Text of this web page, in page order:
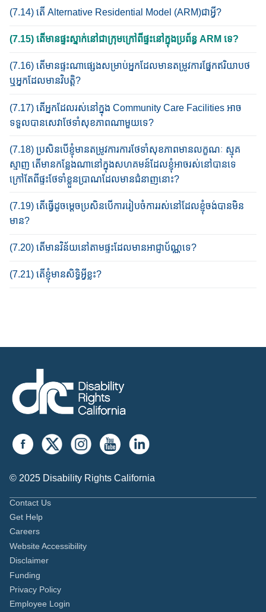
(7.14) តើ Alternative Residential Model (ARM)ជាអ្វី​?
(7.15) តើមានផ្ទះស្នាក់នៅជាក្រុម​ក្រៅពីផ្ទះនៅក្នុង​ប្រព័ន្ធ ARM ទេ?
(7.16) តើមានផ្ទះ​ណាផ្សេង​សម្រាប់អ្នក​ដែល​មាន​តម្រូវការផ្នែក​ឥរិយាបថ
ឬអ្នក​ដែល​មាន​វិបត្តិ?
(7.17) តើអ្នកដែលរស់នៅក្នុង Community Care Facilities អាច
ទទួល​បាន​សេវាថែទាំសុខភាព​ណាមួយ​ទេ?
(7.18) ប្រសិនបើ​ខ្ញុំ​មាន​តម្រូវការ​ការថែទាំសុខភាព​មានលក្ខណៈ ​ស្មុគ
ស្មាញ តើមានកន្លែង​ណានៅក្នុង​សហគមន៍​ដែល​ខ្ញុំ​អាច​រស់នៅបាន​ទេ
ក្រៅតែពី​ផ្ទះថែទាំខ្លួនប្រាណ​ដែលមានជំនាញនោះ?
(7.19) តើធ្វើដូចម្តេច​ប្រសិនបើ​ការរៀបចំការរស់នៅ​ដែលខ្ញុំ​ចង់​បាន​មិន​
មាន?
(7.20) តើមានវិន័យ​នៅតាម​ផ្ទះដែលមានអាជ្ញាប័ណ្ណទេ?
(7.21) តើខ្ញុំមានសិទ្ធិអ្វីខ្លះ?
© 2025 Disability Rights California
Contact Us
Get Help
Careers
Website Accessibility
Disclaimer
Funding
Privacy Policy
Employee Login